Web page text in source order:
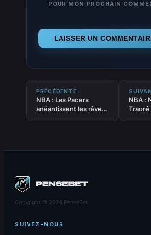
POUR MON PROCHAIN
PRÉCÉDENTE :
NBA : Les Pacers
anéantissent les rêves
NBA :
Traoré
Copyright © 2026 PenseBet
SUIVEZ-NOUS